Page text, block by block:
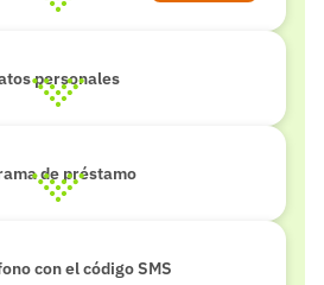
personales
de préstamo
con el código SMS